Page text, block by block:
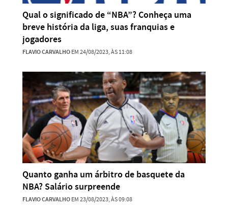
Qual o significado de “NBA”? Conheça uma
breve história da liga, suas franquias e
jogadores
FLAVIO CARVALHOEM 24/08/2023, ÀS 11:08
Quanto ganha um árbitro de basquete da
NBA? Salário surpreende
FLAVIO CARVALHOEM 23/08/2023, ÀS 09:08